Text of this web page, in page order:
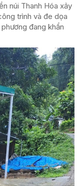
núi Thanh Hóa xảy
trình và đe dọa
đang khẩn